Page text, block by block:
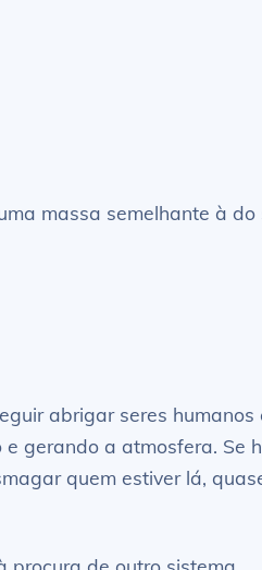
massa semelhante à
abrigar seres
gerando a atmosfera.
quem estiver lá,